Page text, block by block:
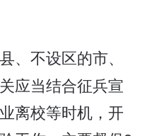
、不设区的市、
应当结合征兵宣
离校等时机，开